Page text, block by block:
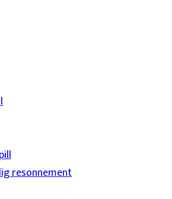
resonnement